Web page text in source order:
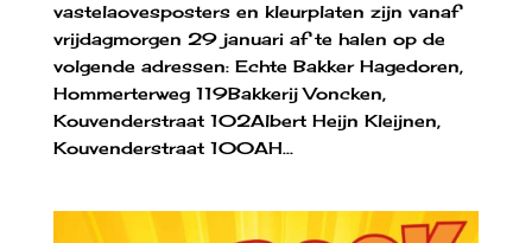
vastelaovesposters en kleurplaten zijn vanaf
vrijdagmorgen 29 januari af te halen op de
volgende adressen: Echte Bakker Hagedoren,
Hommerterweg 119Bakkerij Voncken,
Kouvenderstraat 102Albert Heijn Kleijnen,
Kouvenderstraat 100AH...